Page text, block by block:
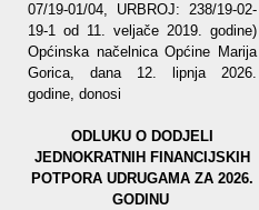
07/19-01/04, URBROJ: 238/19-02-
19-1 od 11. veljače 2019. godine)
Općinska načelnica Općine Marija
Gorica, dana 12. lipnja 2026.
godine, donosi
ODLUKU O DODJELI
JEDNOKRATNIH FINANCIJSKIH
POTPORA UDRUGAMA ZA 2026.
GODINU